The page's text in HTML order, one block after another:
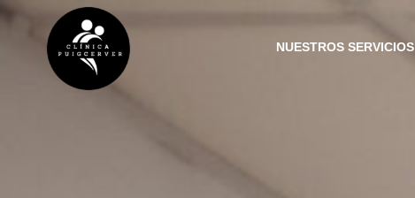
NUESTROS SERVICIOS